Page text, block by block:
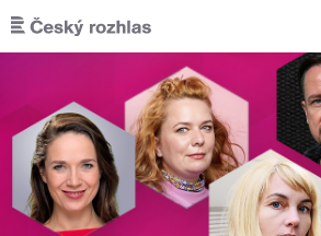
Přejít k hlavnímu obsahu